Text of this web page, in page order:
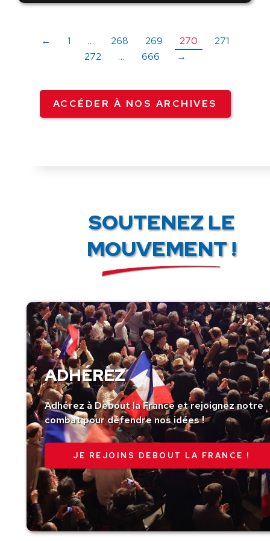
← 1 … 268 269 270
271
272
… 666 →
ACCÉDER À NOS ARCHIVES
SOUTENEZ LE
MOUVEMENT !
ADHÉREZ
Adhérez à Debout la France et rejoignez notre
combat pour défendre nos idées !
JE REJOINS DEBOUT LA FRANCE !